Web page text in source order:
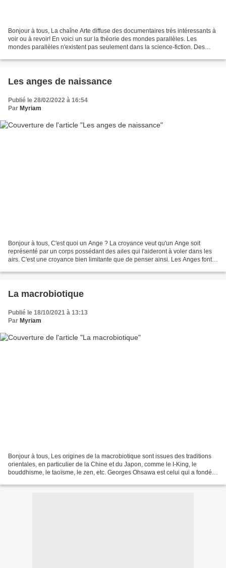
Bonjour à tous, La chaîne Arte diffuse des documentaires très intéressants à
voir ou à revoir! En voici un sur la théorie des mondes parallèles. Les
mondes parallèles n'existent pas seulement dans la science-fiction. Des
Les anges de naissance
Publié le 28/02/2022 à 16:54
Par Myriam
Bonjour à tous, C'est quoi un Ange ? La croyance veut qu'un Ange soit
représenté par un corps possédant des ailes qui l'aideront à voler dans les
airs. C'est une croyance bien limitante que de penser ainsi. Les Anges font
La macrobiotique
Publié le 18/10/2021 à 13:13
Par Myriam
Bonjour à tous, Les origines de la macrobiotique sont issues des traditions
orientales, en particulier de la Chine et du Japon, comme le I-King, le
bouddhisme, le taoïsme, le zen, etc. Georges Ohsawa est celui qui a fondé